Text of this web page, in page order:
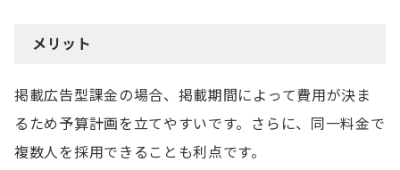
メリット
掲載広告型課金の場合、掲載期間によって費用が決ま
るため予算計画を立てやすいです。さらに、同一料金で
複数人を採用できることも利点です。